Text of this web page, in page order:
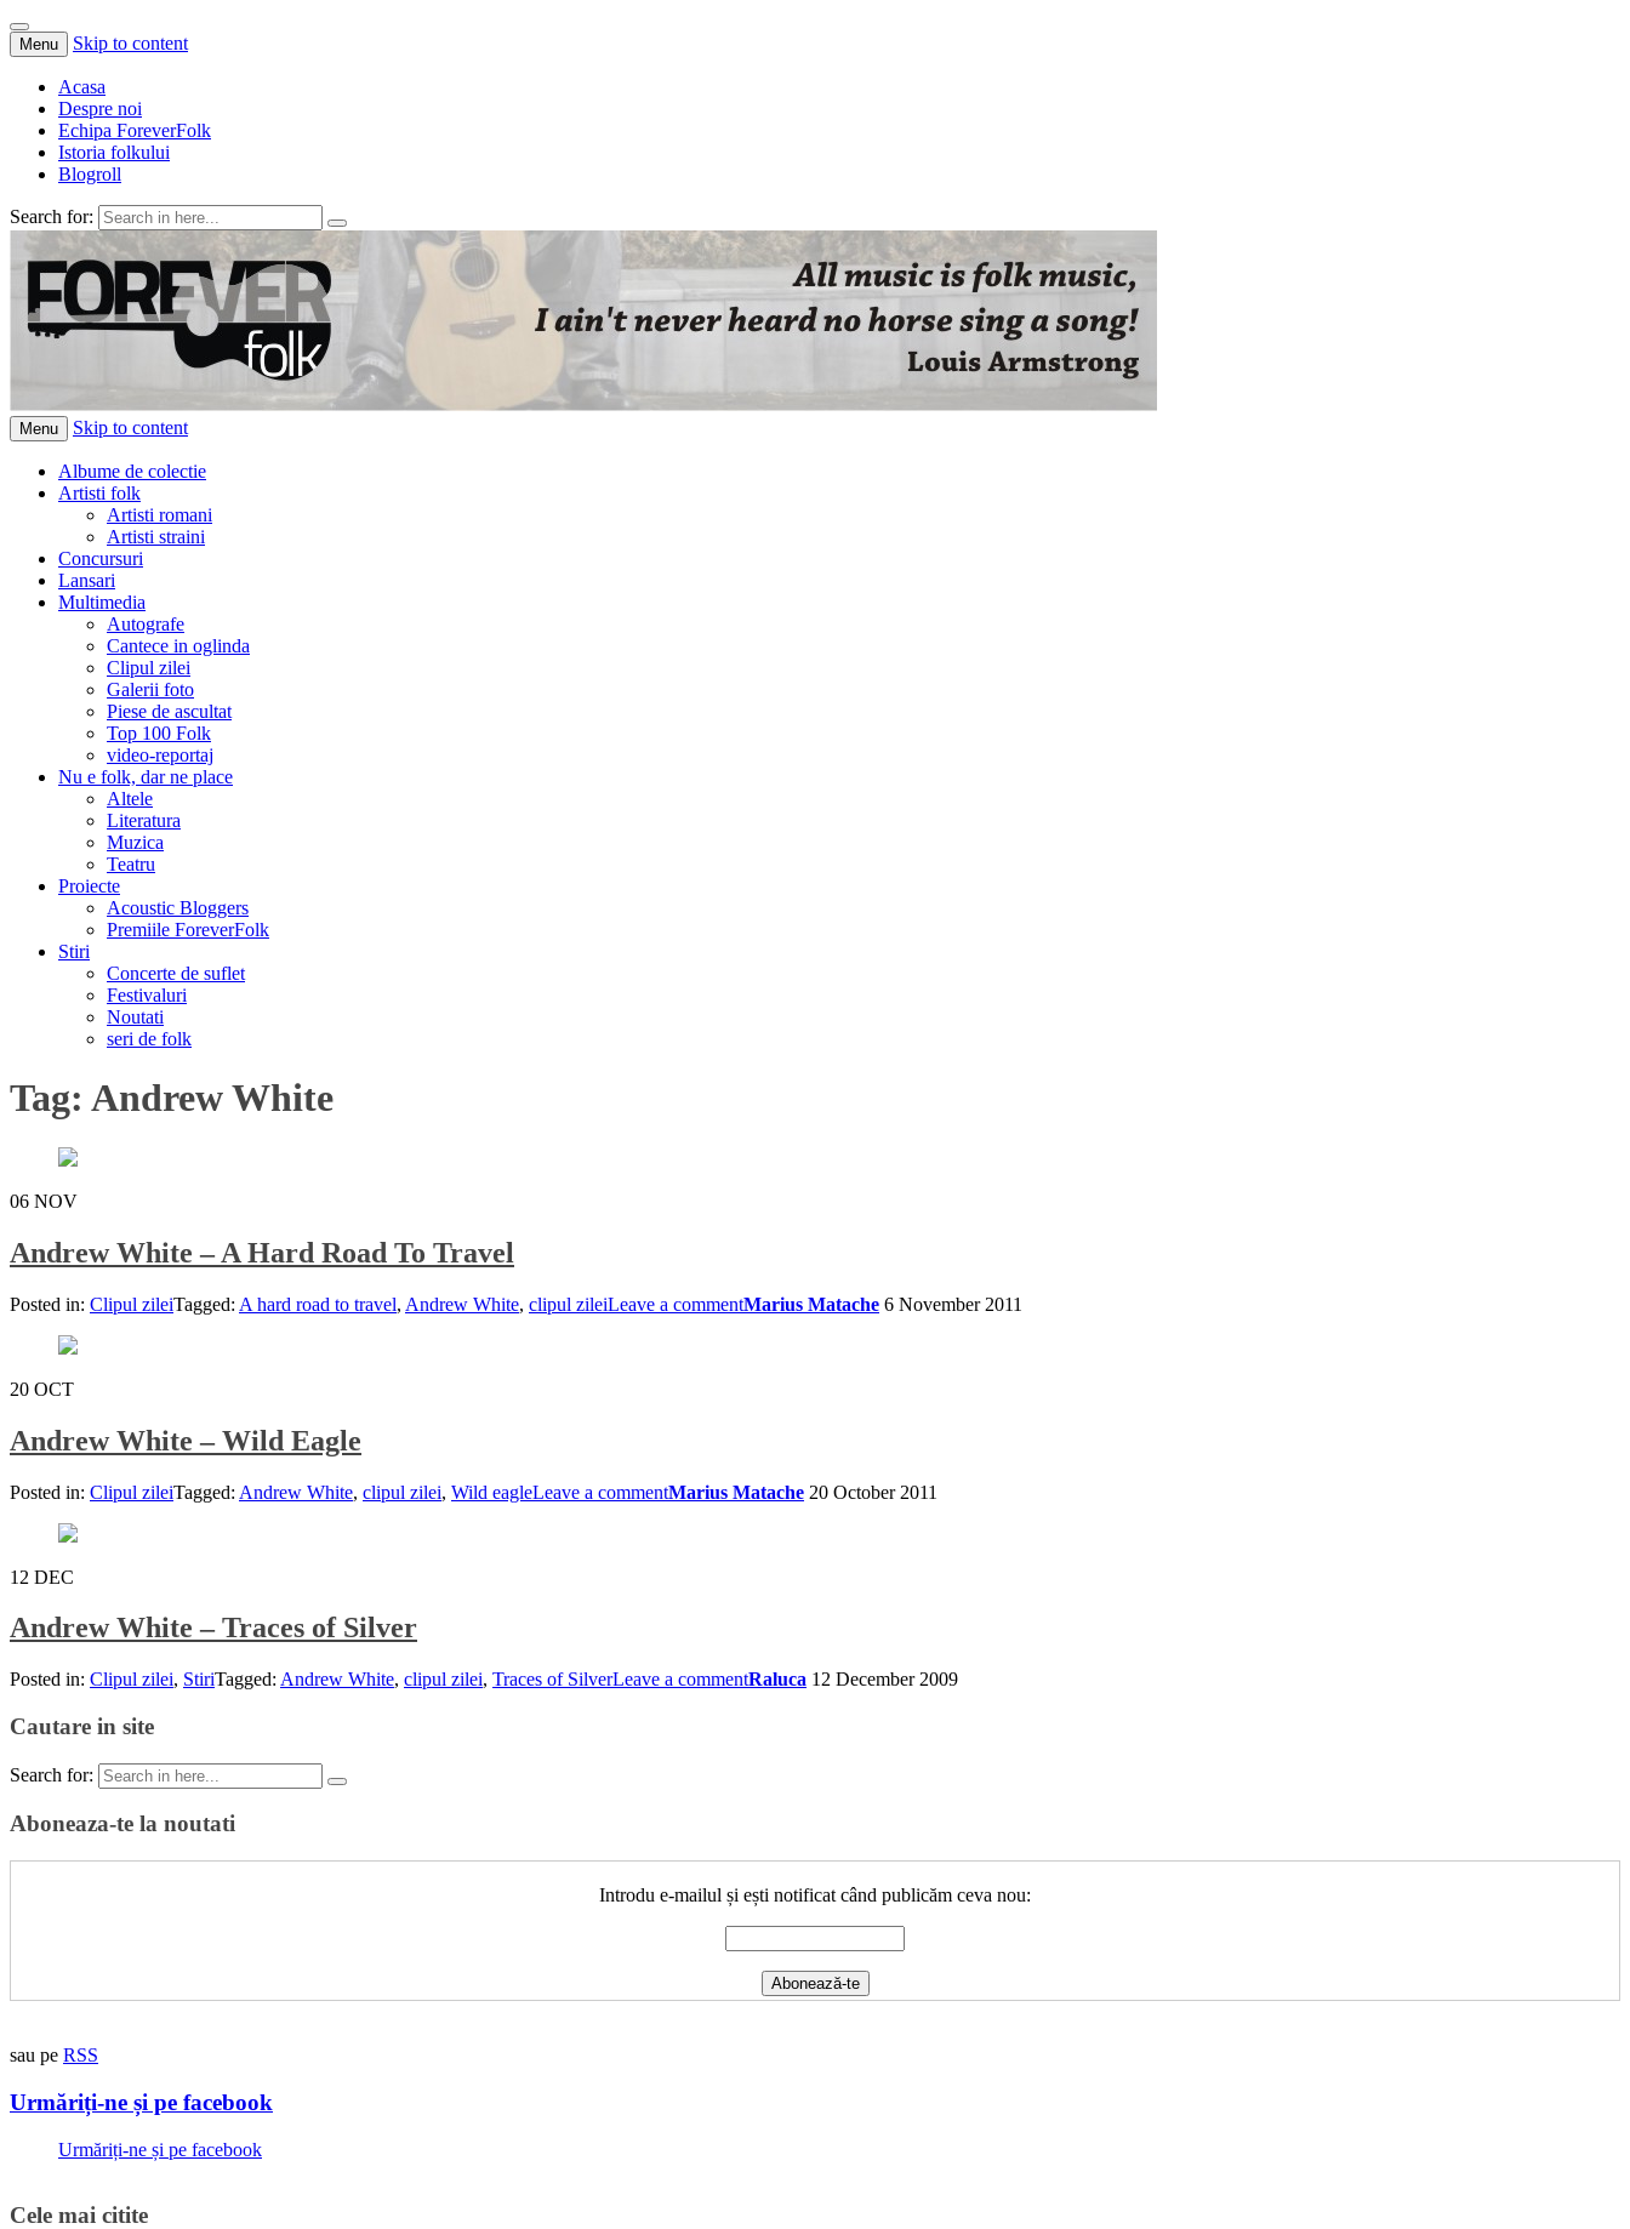
Menu Skip to content
Acasa
Despre noi
Echipa ForeverFolk
Istoria folkului
Blogroll
Search for:
ForeverFolk
Muzica sufletului tau
Menu Skip to content
Albume de colectie
Artisti folk
Artisti romani
Artisti straini
Concursuri
Lansari
Multimedia
Autografe
Cantece in oglinda
Clipul zilei
Galerii foto
Piese de ascultat
Top 100 Folk
video-reportaj
Nu e folk, dar ne place
Altele
Literatura
Muzica
Teatru
Proiecte
Acoustic Bloggers
Premiile ForeverFolk
Stiri
Concerte de suflet
Festivaluri
Noutati
seri de folk
Tag: Andrew White
06 NOV
Andrew White – A Hard Road To Travel
Posted in: Clipul zileiTagged: A hard road to travel, Andrew White, clipul zileiLeave a commentMarius Matache 6 November 2011
20 OCT
Andrew White – Wild Eagle
Posted in: Clipul zileiTagged: Andrew White, clipul zilei, Wild eagleLeave a commentMarius Matache 20 October 2011
12 DEC
Andrew White – Traces of Silver
Posted in: Clipul zilei, StiriTagged: Andrew White, clipul zilei, Traces of SilverLeave a commentRaluca 12 December 2009
Cautare in site
Search for:
Aboneaza-te la noutati
Introdu e-mailul și ești notificat când publicăm ceva nou:
sau pe RSS
Urmăriți-ne și pe facebook
Urmăriți-ne și pe facebook
Cele mai citite